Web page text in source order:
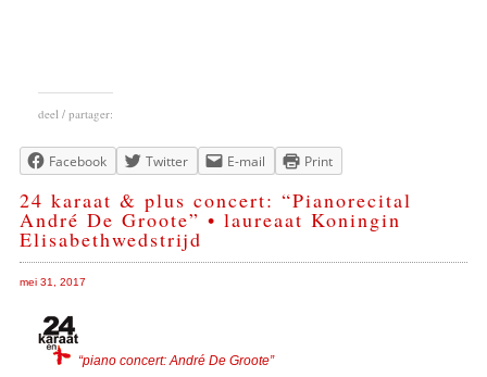
deel / partager:
Facebook Twitter E-mail Print
24 karaat & plus concert: “Pianorecital
André De Groote” • laureaat Koningin
Elisabethwedstrijd
mei 31, 2017
“piano concert: André De Groote”